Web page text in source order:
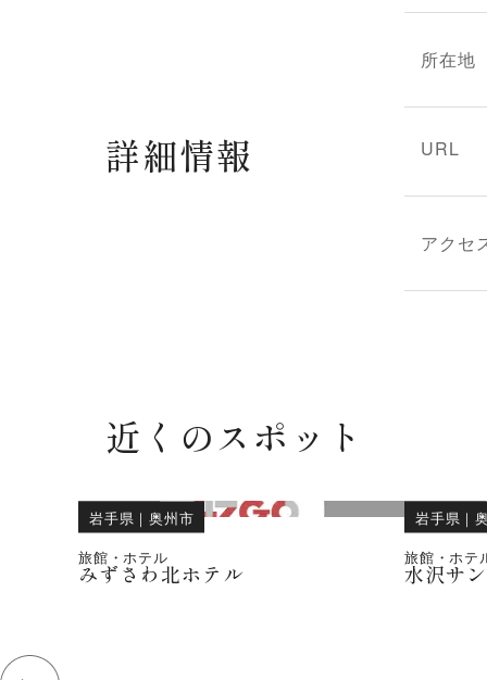
所在地
詳細情報 URL
アクセ
近くのスポット
岩手県 ｜奥州市
旅館・ホテル
みずさわ北ホテル
岩手県 ｜
旅館・ホテ
水沢サ